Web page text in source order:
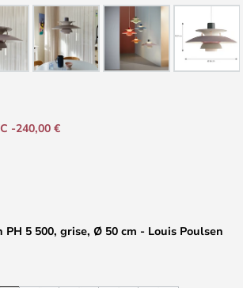
PH 5 500, grise, Ø 50 cm - Louis Poulsen
-240,00 €